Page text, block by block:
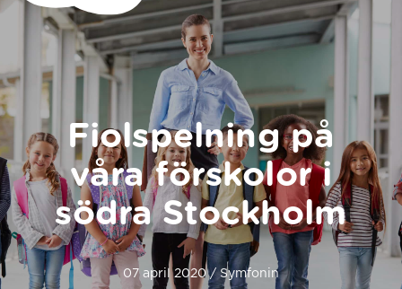
Fiolspelning på
våra förskolor i
södra Stockholm
07 april 2020 / Symfonin